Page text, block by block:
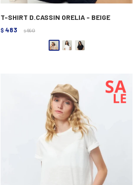
T-SHIRT D.CASSIN ORELIA - BEIGE
$ 483 $ 690